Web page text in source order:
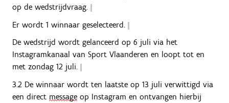
op de wedstrijdvraag.
Er wordt 1 winnaar geselecteerd.
De wedstrijd wordt gelanceerd op 6 juli via het
Instagramkanaal van Sport Vlaanderen en loopt tot en
met zondag 12 juli.
3.2 De winnaar wordt ten laatste op 13 juli verwittigd via
een direct message op Instagram en ontvangen hierbij